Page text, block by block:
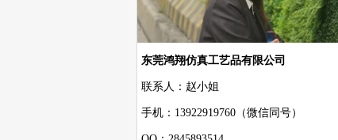
东莞鸿翔仿真工艺品有限公司
联系人：赵小姐
手机：13922919760（微信同号）